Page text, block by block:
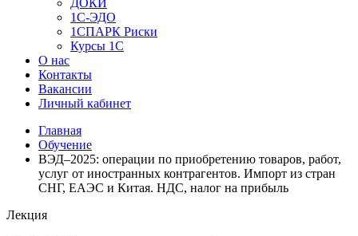
ДОКИ
1C-ЭДО
1СПАРК Риски
Курсы 1С
О нас
Контакты
Вакансии
Личный кабинет
Главная
Обучение
ВЭД–2025: операции по приобретению товаров, работ,
услуг от иностранных контрагентов. Импорт из стран
СНГ, ЕАЭС и Китая. НДС, налог на прибыль
Лекция